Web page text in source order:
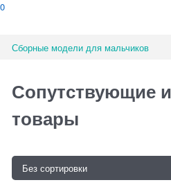
0
Сборные модели для мальчиков
Сопутствующие
товары